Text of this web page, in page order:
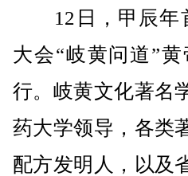
12日，甲辰年
大会“岐黄问道”
行。岐黄文化著名
药大学领导，各类
配方发明人，以及